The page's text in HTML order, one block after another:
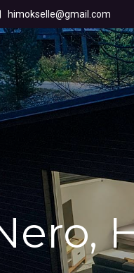
himokselle@gmail.com